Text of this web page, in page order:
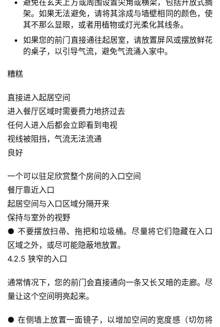
I
实
群
避免在玄关上方或周围设置尖角或横梁，包括开放式搁
架。如果无法避免，请将其涂成与墙壁相同的颜色，使
其不那么显眼，或者用植物或灯光柔化其线条。
如果您的前门直接通往起居室，请放置屏风或摆放鲜花
的桌子，以引导气流，避免气流涌入家中。
糟糕
直接进入起居空间
进入餐厅区域时需要费力地挤过去
任何人进入后都会立即看到电视
视线被阻挡，气流无法流通
良好
一个可以驻足欣赏整个房间的入口空间
餐厅靠近入口
起居空间与入口区域分隔开来
保持与室外的视野
● 不要摆放扫帚、拖把和垃圾桶。尽量将它们隐藏在入口
区域之外，或尽可能隐蔽地放置。
4.2.5 狭窄的入口
通常情况下，您的前门会直接通向一条又长又暗的走廊。尽
量让这个空间明亮起来。
● 在侧墙上放置一面镜子，以增加空间的宽度感（切勿将